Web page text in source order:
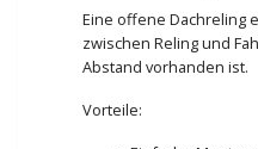
Eine offene Dachreling
zwischen Reling und
Abstand vorhanden ist.
Vorteile: